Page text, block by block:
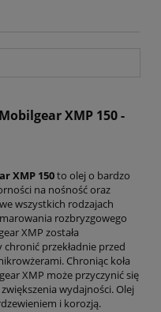
XMP 150 -
XMP 150to olej o bardzo
na nośność oraz
wszystkich rodzajach
rozbryzgowego
XMP została
przekładnie przed
Chroniąc koła
XMP może przyczynić się
wydajności. Olej
i korozją.